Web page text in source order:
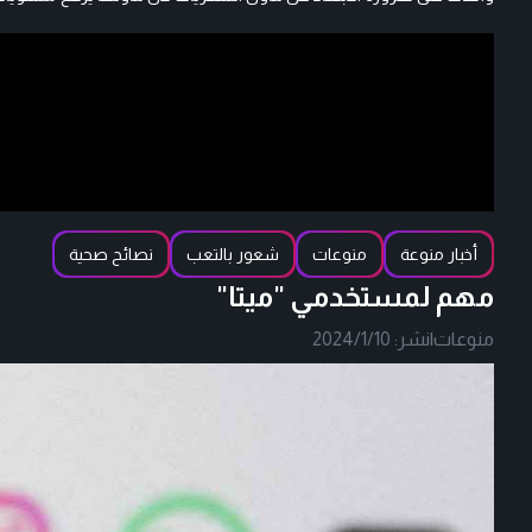
أخبار منوعة منوعات شعور بالتعب نصائح صحية
مهم لمستخدمي "ميتا"
منوعات نشر: 2024/1/10